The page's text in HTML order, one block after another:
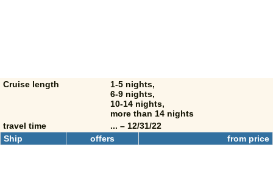
Cruise length
1-5 nights,
6-9 nights,
10-14 nights,
more than 14 nights
travel time
... – 12/31/22
Ship
offers from price